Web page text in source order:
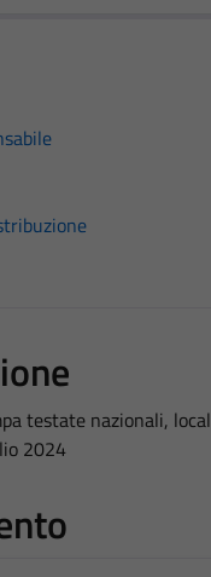
testate nazionali,
2024